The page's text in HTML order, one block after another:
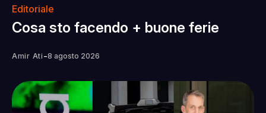
Editoriale
Cosa sto facendo + buone ferie
Amir Ati -8 agosto 2026